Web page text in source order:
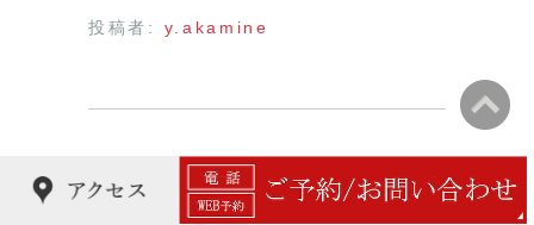
投稿者: y.akamine